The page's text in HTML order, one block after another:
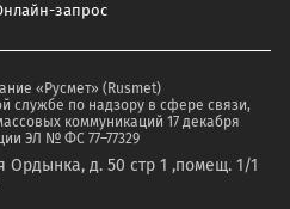
запрос
«Русмет» (Rusmet)
службе по надзору в сфере связи,
коммуникаций 17 декабря
ЭЛ № ФС 77–77329
Ордынка, д. 50 стр 1 ,помещ. 1/1